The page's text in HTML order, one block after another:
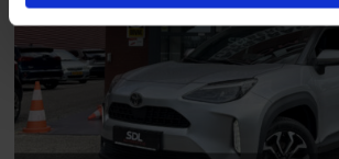
Achteruitrijcamera
Android auto
Apple carplay
Bluetooth telefoonvoorbereiding